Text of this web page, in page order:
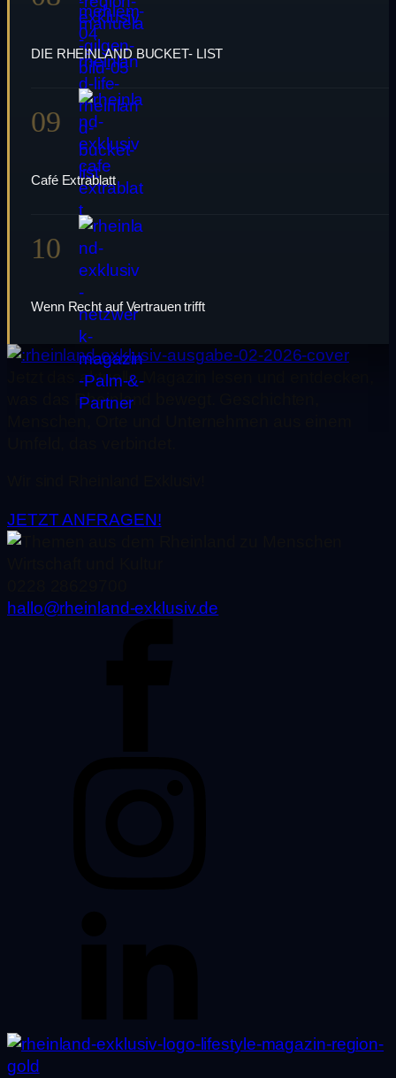
DIE RHEINLAND BUCKET- LIST
09
Café Extrablatt
10
Wenn Recht auf Vertrauen trifft
Jetzt das aktuelle Magazin lesen und entdecken,
was das Rheinland bewegt. Geschichten,
JETZT ANFRAGEN!
hallo@rheinland-exklusiv.de